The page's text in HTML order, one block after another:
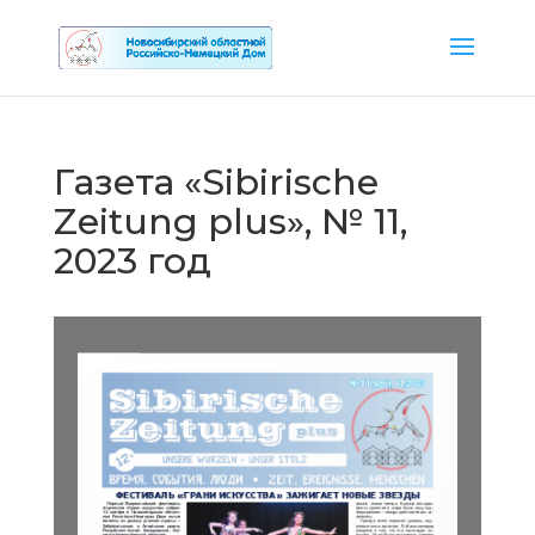
Газета «Sibirische
Zeitung plus», № 11,
2023 год